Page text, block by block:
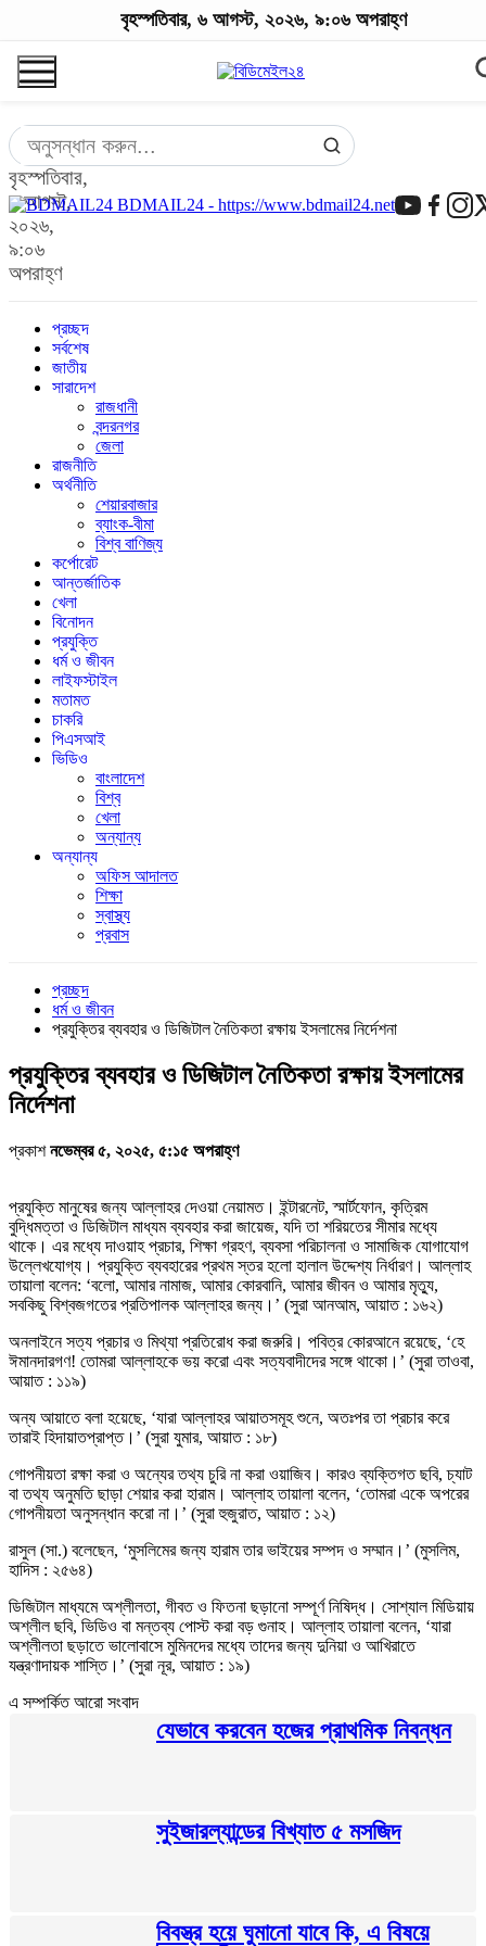
বৃহস্পতিবার,
৬ আগস্ট,
২০২৬,
৯:০৬
অপরাহ্ণ
BDMAIL24 - https://www.bdmail24.net
প্রচ্ছদ
সর্বশেষ
জাতীয়
সারাদেশ
রাজধানী
বন্দরনগর
জেলা
রাজনীতি
অর্থনীতি
শেয়ারবাজার
ব্যাংক-বীমা
বিশ্ব বাণিজ্য
কর্পোরেট
আন্তর্জাতিক
খেলা
বিনোদন
প্রযুক্তি
ধর্ম ও জীবন
লাইফস্টাইল
মতামত
চাকরি
পিএসআই
ভিডিও
বাংলাদেশ
বিশ্ব
খেলা
অন্যান্য
অন্যান্য
অফিস আদালত
শিক্ষা
স্বাস্থ্য
প্রবাস
বৃহস্পতিবার, ৬ আগস্ট, ২০২৬, ৯:০৬ অপরাহ্ণ
প্রচ্ছদ
ধর্ম ও জীবন
প্রযুক্তির ব্যবহার ও ডিজিটাল নৈতিকতা রক্ষায় ইসলামের নির্দেশনা
প্রযুক্তির ব্যবহার ও ডিজিটাল নৈতিকতা রক্ষায় ইসলামের
নির্দেশনা
প্রকাশনভেম্বর ৫, ২০২৫, ৫:১৫ অপরাহ্ণ
প্রযুক্তি মানুষের জন্য আল্লাহর দেওয়া নেয়ামত। ইন্টারনেট, স্মার্টফোন, কৃত্রিম
বুদ্ধিমত্তা ও ডিজিটাল মাধ্যম ব্যবহার করা জায়েজ, যদি তা শরিয়তের সীমার মধ্যে
থাকে। এর মধ্যে দাওয়াহ প্রচার, শিক্ষা গ্রহণ, ব্যবসা পরিচালনা ও সামাজিক যোগাযোগ
উল্লেখযোগ্য। প্রযুক্তি ব্যবহারের প্রথম স্তর হলো হালাল উদ্দেশ্য নির্ধারণ। আল্লাহ
তায়ালা বলেন: ‘বলো, আমার নামাজ, আমার কোরবানি, আমার জীবন ও আমার মৃত্যু,
সবকিছু বিশ্বজগতের প্রতিপালক আল্লাহর জন্য।’ (সুরা আনআম, আয়াত : ১৬২)
অনলাইনে সত্য প্রচার ও মিথ্যা প্রতিরোধ করা জরুরি। পবিত্র কোরআনে রয়েছে, ‘হে
ঈমানদারগণ! তোমরা আল্লাহকে ভয় করো এবং সত্যবাদীদের সঙ্গে থাকো।’ (সুরা তাওবা,
আয়াত : ১১৯)
অন্য আয়াতে বলা হয়েছে, ‘যারা আল্লাহর আয়াতসমূহ শুনে, অতঃপর তা প্রচার করে
তারাই হিদায়াতপ্রাপ্ত।’ (সুরা যুমার, আয়াত : ১৮)
গোপনীয়তা রক্ষা করা ও অন্যের তথ্য চুরি না করা ওয়াজিব। কারও ব্যক্তিগত ছবি, চ্যাট
বা তথ্য অনুমতি ছাড়া শেয়ার করা হারাম। আল্লাহ তায়ালা বলেন, ‘তোমরা একে অপরের
গোপনীয়তা অনুসন্ধান করো না।’ (সুরা হুজুরাত, আয়াত : ১২)
রাসুল (সা.) বলেছেন, ‘মুসলিমের জন্য হারাম তার ভাইয়ের সম্পদ ও সম্মান।’ (মুসলিম,
হাদিস : ২৫৬৪)
ডিজিটাল মাধ্যমে অশ্লীলতা, গীবত ও ফিতনা ছড়ানো সম্পূর্ণ নিষিদ্ধ। সোশ্যাল মিডিয়ায়
অশ্লীল ছবি, ভিডিও বা মন্তব্য পোস্ট করা বড় গুনাহ। আল্লাহ তায়ালা বলেন, ‘যারা
অশ্লীলতা ছড়াতে ভালোবাসে মুমিনদের মধ্যে তাদের জন্য দুনিয়া ও আখিরাতে
যন্ত্রণাদায়ক শাস্তি।’ (সুরা নূর, আয়াত : ১৯)
এ সম্পর্কিত আরো সংবাদ
যেভাবে করবেন হজের প্রাথমিক নিবন্ধন
সুইজারল্যান্ডের বিখ্যাত ৫ মসজিদ
বিবস্ত্র হয়ে ঘুমানো যাবে কি, এ বিষয়ে